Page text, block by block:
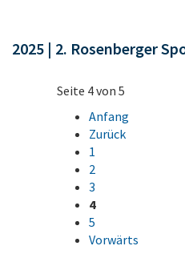
2025 | 2. Rosenberger
Seite 4 von 5
Anfang
Zurück
1
2
3
4
5
Vorwärts